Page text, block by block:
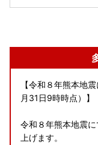
【令和８年熊本地
月31日9時時点）】
令和８年熊本地震
上げます。